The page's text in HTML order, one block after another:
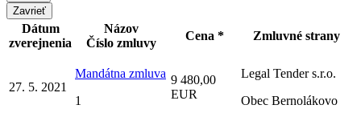
Zavrieť
Dátum
zverejnenia
Názov
Číslo zmluvy
Cena * Zmluvné strany
27. 5. 2021
Mandátna zmluva
1
9 480,00
EUR
Legal Tender s.r.o.
Obec Bernolákovo